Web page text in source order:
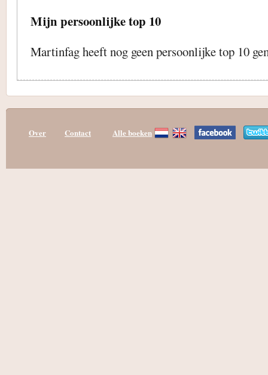
Mijn persoonlijke top 10
Martinfag heeft nog geen persoonlijke top 10
Over Contact Alle boeken